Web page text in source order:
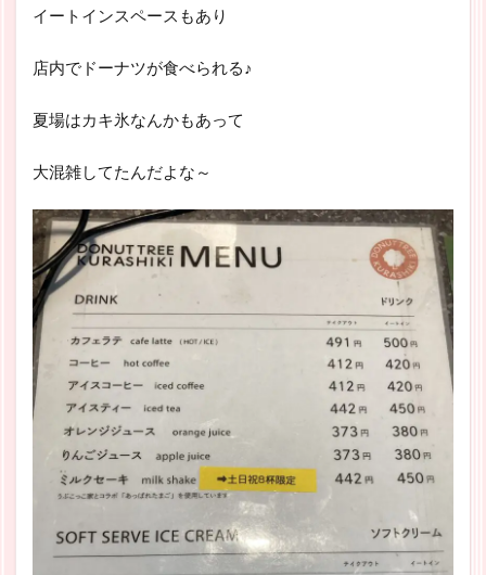
イートインスペースもあり
店内でドーナツが食べられる♪
夏場はカキ氷なんかもあって
大混雑してたんだよな～